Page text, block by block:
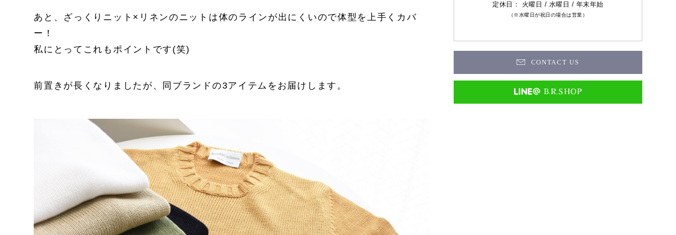
あと、ざっくりニット×リネンのニットは体のラインが出にくいので体型を上手くカバ
ー！
私にとってこれもポイントです(笑)
前置きが長くなりましたが、同ブランドの3アイテムをお届けします。
定休日： 火曜日 / 水曜日 / 年末年始
（※水曜日が祝日の場合は営業）
CONTACT US